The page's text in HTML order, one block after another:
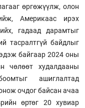
өргөжүүлж, олон
Америкаас ирэх
гадаад дарамтыг
тасралтгүй байдлыг
байгаар 2024 оны
чөлөөт худалдааны
ашиглалтад
очдог байсан ачаа
өртөг 20 хувиар